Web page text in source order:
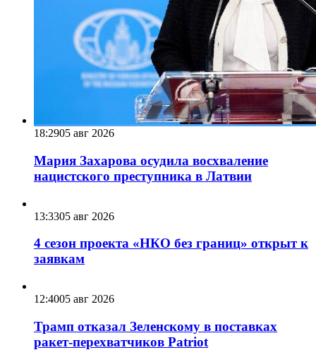
18:2905 авг 2026
Мария Захарова осудила восхваление
нацистского преступника в Латвии
13:3305 авг 2026
4 сезон проекта «НКО без границ» открыт к
заявкам
12:4005 авг 2026
Трамп отказал Зеленскому в поставках
ракет-перехватчиков Patriot